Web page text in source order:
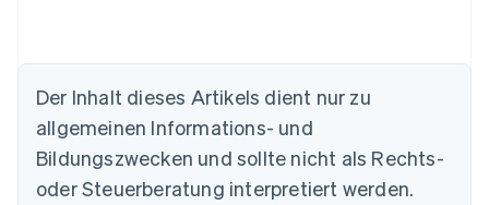
Der Inhalt dieses Artikels dient nur zu
allgemeinen Informations- und
Bildungszwecken und sollte nicht als Rechts-
oder Steuerberatung interpretiert werden.